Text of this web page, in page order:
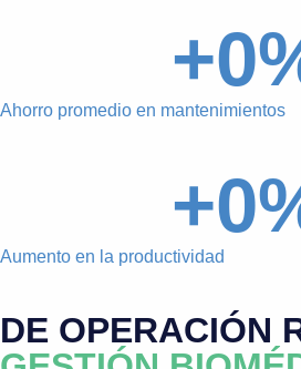
+0
Ahorro promedio en mantenimientos
+0
Aumento en la productividad
DE OPERACIÓN